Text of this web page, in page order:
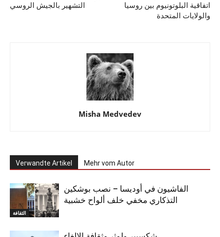
التشهير بالجيش الروسي
اتفاقية البلوتونيوم بين روسيا
والولايات المتحدة
Misha Medvedev
Verwandte Artikel Mehr vom Autor
الثقافة
الفاشيون في أوديسا – نصب بوشكين
التذكاري مخفي خلف ألواح خشبية